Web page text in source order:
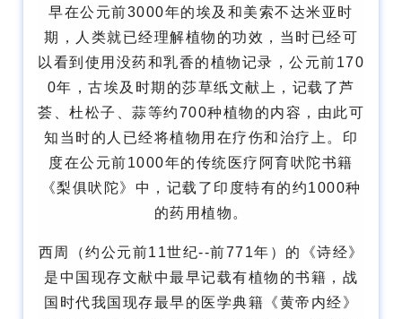
早在公元前3000年的埃及和美索不达米亚时
期，人类就已经理解植物的功效，当时已经可
以看到使用没药和乳香的植物记录，公元前170
0年，古埃及时期的莎草纸文献上，记载了芦
荟、杜松子、蒜等约700种植物的内容，由此可
知当时的人已经将植物用在疗伤和治疗上。印
度在公元前1000年的传统医疗阿育吠陀书籍
《梨俱吠陀》中，记载了印度特有的约1000种
的药用植物。
西周（约公元前11世纪--前771年）的《诗经》
是中国现存文献中最早记载有植物的书籍，战
国时代我国现存最早的医学典籍《黄帝内经》